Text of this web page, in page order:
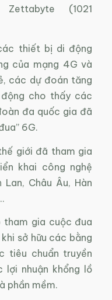
(1021
thiết bị di động
của mạng 4G và
các dự đoán tăng
cho thấy các
đa quốc gia đã
6G.
giới đã tham gia
khai công nghệ
Châu Âu, Hàn
tham gia cuộc đua
sở hữu các bằng
tiêu chuẩn truyền
nhuận khổng lồ
phần mềm.